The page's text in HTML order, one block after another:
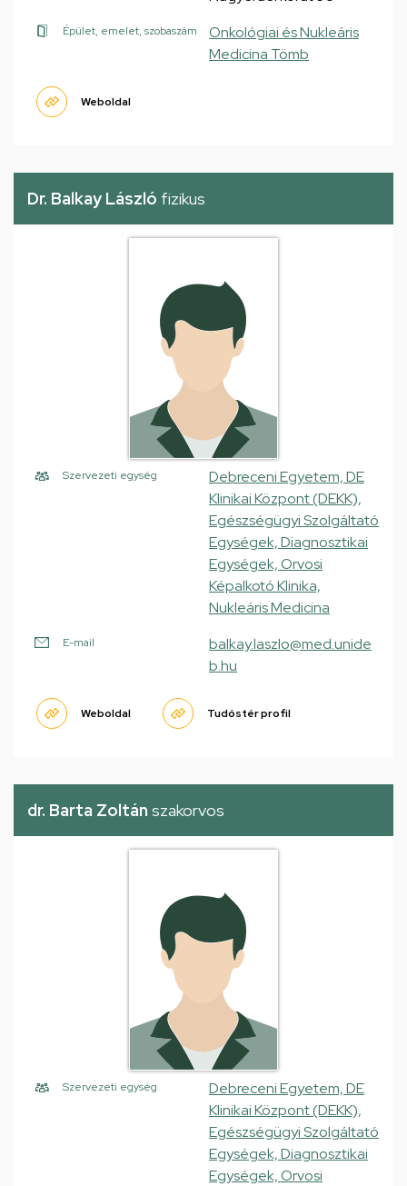
Épület, emelet, szobaszám
Onkológiai és Nukleáris
Medicina Tömb
Weboldal
Dr. Balkay László fizikus
Szervezeti egység
Debreceni Egyetem, DE
Klinikai Központ (DEKK),
Egészségügyi Szolgáltató
Egységek, Diagnosztikai
Egységek, Orvosi
Képalkotó Klinika,
Nukleáris Medicina
E-mail
balkay.laszlo@med.unide
b.hu
Weboldal Tudóstér profil
dr. Barta Zoltán szakorvos
Szervezeti egység
Debreceni Egyetem, DE
Klinikai Központ (DEKK),
Egészségügyi Szolgáltató
Egységek, Diagnosztikai
Egységek, Orvosi